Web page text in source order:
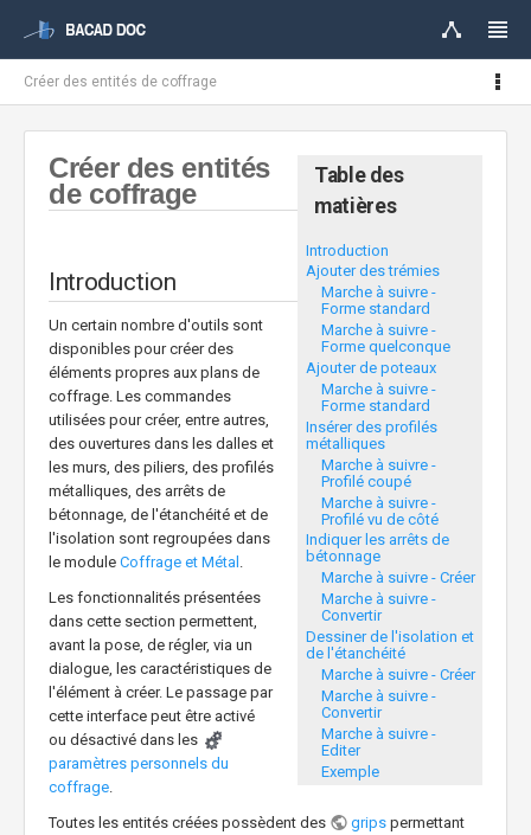
Créer des entités de coffrage
Table des
matières
Introduction
Ajouter des trémies
Marche à suivre -
Forme standard
Marche à suivre -
Forme quelconque
Ajouter de poteaux
Marche à suivre -
Forme standard
Insérer des profilés
métalliques
Marche à suivre -
Profilé coupé
Marche à suivre -
Profilé vu de côté
Indiquer les arrêts de
bétonnage
Marche à suivre - Créer
Marche à suivre -
Convertir
Dessiner de l'isolation et
de l'étanchéité
Marche à suivre - Créer
Marche à suivre -
Convertir
Marche à suivre -
Editer
Exemple
Créer des entités
de coffrage
Introduction
Un certain nombre d'outils sont
disponibles pour créer des
éléments propres aux plans de
coffrage. Les commandes
utilisées pour créer, entre autres,
des ouvertures dans les dalles et
les murs, des piliers, des profilés
métalliques, des arrêts de
bétonnage, de l'étanchéité et de
l'isolation sont regroupées dans
le module Coffrage et Métal
Les fonctionnalités présentées
dans cette section permettent,
avant la pose, de régler, via un
dialogue, les caractéristiques de
l'élément à créer. Le passage par
cette interface peut être activé
ou désactivé dans les
paramètres personnels du
coffrage
Toutes les entités créées possèdent des
grips permettant